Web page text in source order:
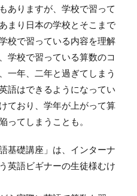
ありますが、学校で習って
まり日本の学校とそこまで
校で習っている内容を理解
学校で習っている算数のコ
一年、二年と過ぎてしまう
語はできるようになってい
ており、学年が上がって算
ってしまうことも。
基礎講座」は、インターナ
英語ビギナーの生徒様むけ